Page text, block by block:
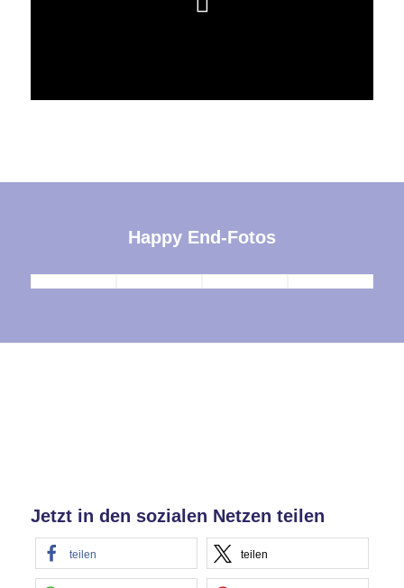
Happy End-Fotos
Jetzt in den sozialen Netzen teilen
teilen teilen